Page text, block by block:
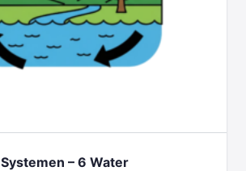
Systemen – 6 Water